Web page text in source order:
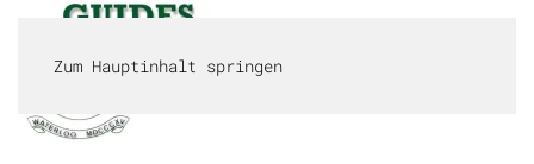
Zum Hauptinhalt springen